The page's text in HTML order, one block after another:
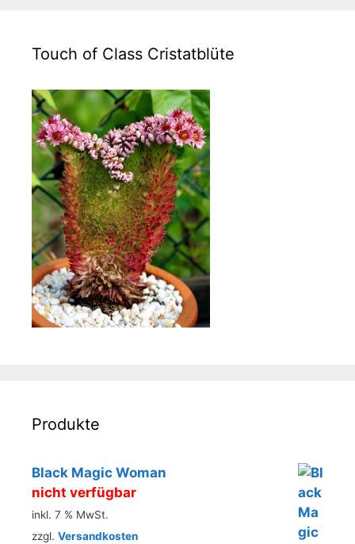
Touch of Class Cristatblüte
Produkte
Black Magic Woman
nicht verfügbar
inkl. 7 % MwSt.
zzgl. Versandkosten